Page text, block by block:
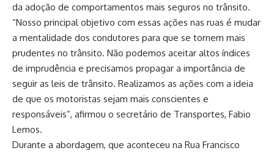
da adoção de comportamentos mais seguros no trânsito.
“Nosso principal objetivo com essas ações nas ruas é mudar
a mentalidade dos condutores para que se tornem mais
prudentes no trânsito. Não podemos aceitar altos índices
de imprudência e precisamos propagar a importância de
seguir as leis de trânsito. Realizamos as ações com a ideia
de que os motoristas sejam mais conscientes e
responsáveis”, afirmou o secretário de Transportes, Fabio
Lemos.
Durante a abordagem, que aconteceu na Rua Francisco